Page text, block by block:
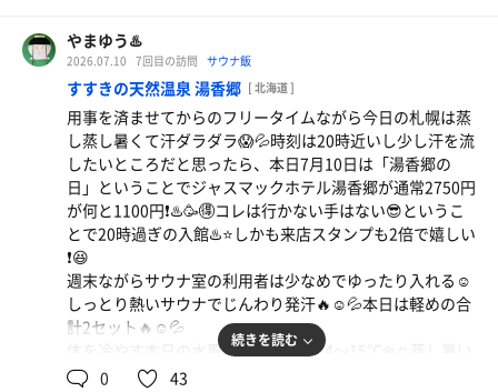
扇で強めの熱波で大量発汗🔥🔥最後はもちろん参加者全員
に7回個別熱波🔥😆💦1234センチュリオン🔥🔥🙌🏻ぴょん
ぴょん熱波最高❗️🔥😆💦
本日の水風呂は7.6℃と16℃表示❄️暑い日には冷たい水風
呂はたまらない❄️😆🍺
整い椅子に座ってぴょんぴょん君からの団扇での優しい風
に癒される☺️✨
そして19時はプレミアムアウフグースでミッキー山下さん
🔥今回で3回目のアウフグース🔥過去参加した2回はサザエ
さん、番長熱波だったけど今回は植物の香りを楽しむハー
バルプログラム☘️😌チベットの癒しのBGMを聞きながら2
種類のスモークや松・ラベンダー・ユーカリ・自家製ハー
ブ🌿・スパイスハーブ🌿の5種類の植物で香りを楽しむ☺️
途中換気を挟みながらゆっくり発汗☺️💦選りすぐりの植物
の香りに癒される☺️✨☘️タオルによるアウフグースやアウ
フグースファンで熱や香りがサウナ室全体に広がる🔥☺️🌿
やまゆう♨️
2026.07.10 7回目の訪問 サウナ飯
すすきの天然温泉 湯香郷 [ 北海道 ]
用事を済ませてからのフリータイムながら今日の札幌は蒸
し蒸し暑くて汗ダラダラ😱💦時刻は20時近いし少し汗を流
したいところだと思ったら、本日7月10日は「湯香郷の
日」ということでジャスマックホテル湯香郷が通常2750円
が何と1100円❗️♨️🥳🉐コレは行かない手はない😎というこ
とで20時過ぎの入館♨️⭐️しかも来店スタンプも2倍で嬉しい
❗️😆
週末ながらサウナ室の利用者は少なめでゆったり入れる☺️
しっとり熱いサウナでじんわり発汗🔥☺️💦本日は軽めの合
計2セット🔥☺️💦
体を冷やす本日の水風呂の水温は約14〜15℃❄️☺️蒸し暑い
日にはこのくらいの水温がちょうどいい😆❄️
続きを読む
0 43